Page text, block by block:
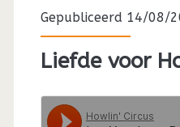
Gepubliceerd 14/08/
Liefde voor